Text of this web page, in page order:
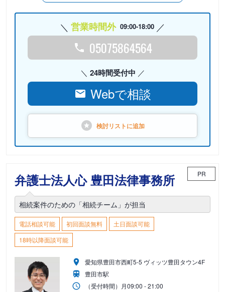
営業時間外 09:00-18:00
05075864564
24時間受付中
Webで相談
検討リストに追加
弁護士法人心 豊田法律事務所 PR
相続案件のための「相続チーム」が担当
電話相談可能 初回面談無料
土日面談可能
18時以降面談可能
愛知県豊田市西町5-5 ヴィッツ豊田タウン4F
豊田市駅
（受付時間） 月09:00 - 21:00